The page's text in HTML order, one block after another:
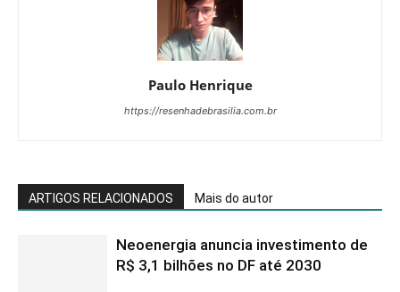
Paulo Henrique
https://resenhadebrasilia.com.br
ARTIGOS RELACIONADOS Mais do autor
Neoenergia anuncia investimento de
R$ 3,1 bilhões no DF até 2030